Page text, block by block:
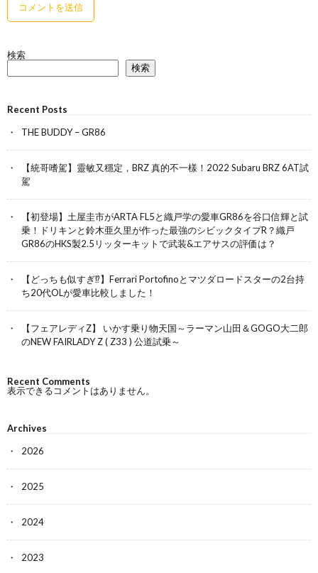
検索
検索
Recent Posts
THE BUDDY – GR86
【統哥嗜駕】靈敏又穩定，BRZ 真的不一樣！2022 Subaru BRZ 6AT試
駕
【初登場】土屋圭市がARTA FL5と織戸学の愛車GR86を谷口信輝と試
乗！ドリキンと鈴木亜久里が作った最強のシビックタイプR？織戸
GR86のHKS製2.5リッターキットで武装&エアサスの評価は？
【どっちも似すぎ⁉︎】Ferrari Portofinoとマツダロードスターの2台持
ち20代OLが愛車比較しました！
【フェアレディZ】 いかす乗り物天国～ラーマン山田＆GOGO大二郎
のNEW FAIRLADY Z ( Z33 ) 公道試乗～
Recent Comments
表示できるコメントはありません。
Archives
2026
2025
2024
2023